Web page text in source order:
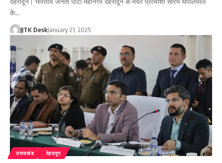
के…
JJTK DeskJanuary 21, 2025
उत्तराखंड देहरादून